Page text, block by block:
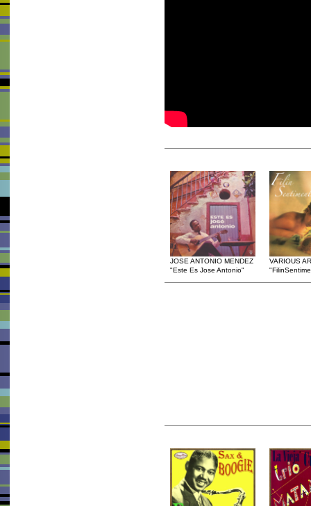
JOSE ANTONIO MENDEZ
"Este Es Jose Antonio"
VARIOUS